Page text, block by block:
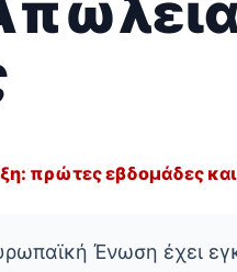
πρώτες εβδομάδες
Ένωση έχει